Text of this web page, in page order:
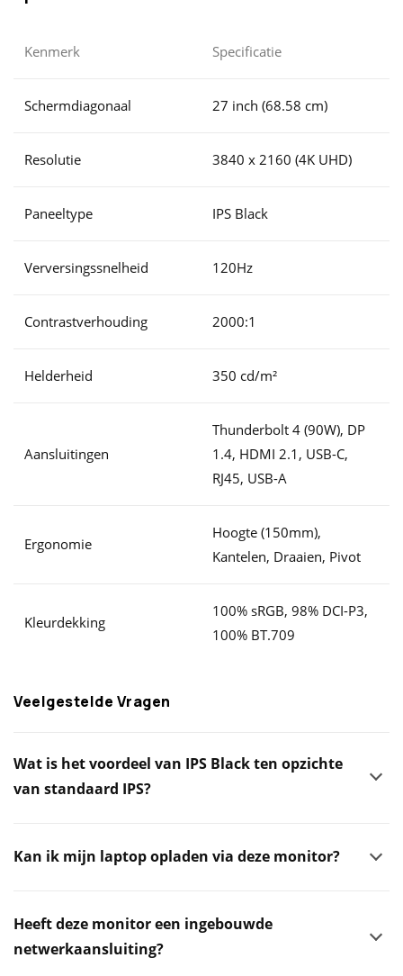
Kenmerk Specificatie
Schermdiagonaal 27 inch (68.58 cm)
Resolutie 3840 x 2160 (4K UHD)
Paneeltype IPS Black
Verversingssnelheid 120Hz
Contrastverhouding 2000:1
Helderheid 350 cd/m²
Aansluitingen
Thunderbolt 4 (90W), DP
1.4, HDMI 2.1, USB-C,
RJ45, USB-A
Ergonomie
Hoogte (150mm),
Kantelen, Draaien, Pivot
Kleurdekking
100% sRGB, 98% DCI-P3,
100% BT.709
Veelgestelde Vragen
Wat is het voordeel van IPS Black ten opzichte
van standaard IPS?
Kan ik mijn laptop opladen via deze monitor?
Heeft deze monitor een ingebouwde
netwerkaansluiting?